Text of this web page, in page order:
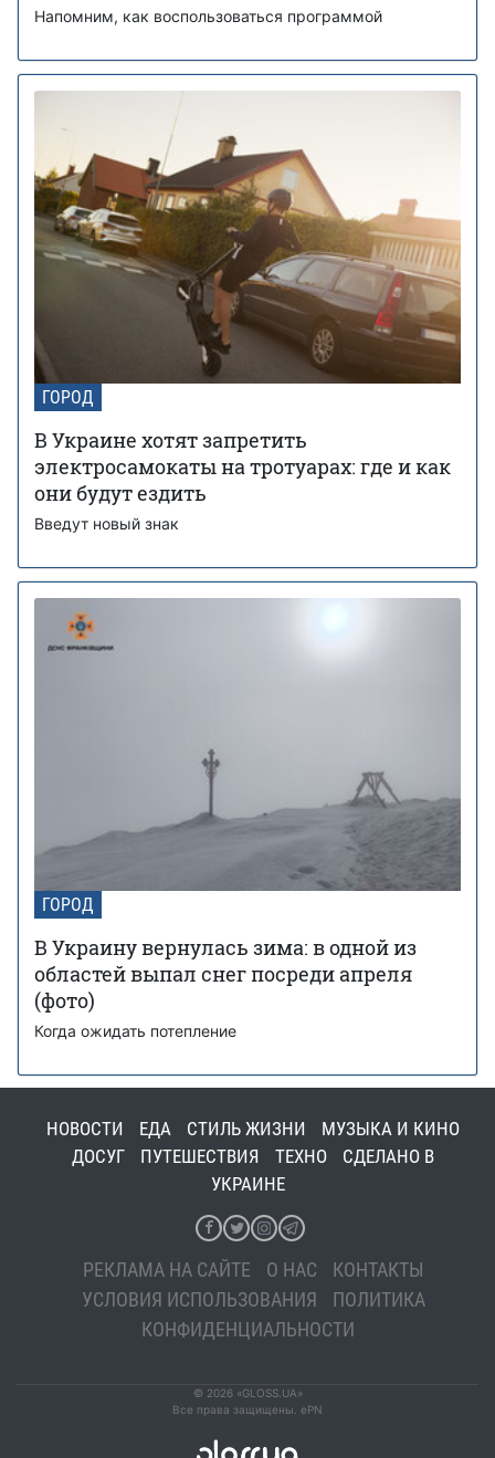
Напомним, как воспользоваться программой
ГОРОД
В Украине хотят запретить
электросамокаты на тротуарах: где и как
они будут ездить
Введут новый знак
ГОРОД
В Украину вернулась зима: в одной из
областей выпал снег посреди апреля
(фото)
Когда ожидать потепление
НОВОСТИ ЕДА СТИЛЬ ЖИЗНИ
МУЗЫКА И КИНО
ДОСУГ
ПУТЕШЕСТВИЯ ТЕХНО
СДЕЛАНО В
УКРАИНЕ
РЕКЛАМА НА САЙТЕ О НАС
КОНТАКТЫ
УСЛОВИЯ ИСПОЛЬЗОВАНИЯ
ПОЛИТИКА
КОНФИДЕНЦИАЛЬНОСТИ
© 2026 «GLOSS.UA»
Все права защищены. ePN